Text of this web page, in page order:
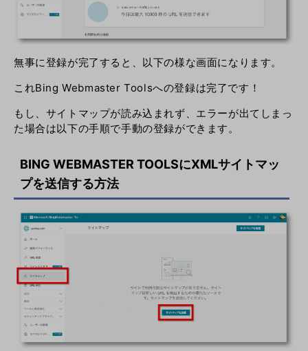
無事に登録が完了すると、以下の様な画面になります。
これBing Webmaster Toolsへの登録は完了です！
もし、サイトマップが読み込まれず、エラーが出てしまっ
た場合は以下の手順で手動の登録ができます。
BING WEBMASTER TOOLSにXMLサイトマッ
プを送信する方法